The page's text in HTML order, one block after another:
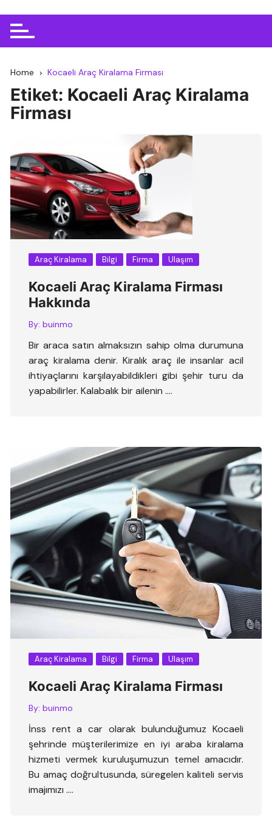
Home Kocaeli Araç Kiralama Firması
Etiket: Kocaeli Araç Kiralama
Firması
Araç Kiralama Bilgi Firma Ulaşım
Kocaeli Araç Kiralama Firması
Hakkında
By: buinmo
Bir araca satın almaksızın sahip olma durumuna
araç kiralama denir. Kiralık araç ile insanlar acil
ihtiyaçlarını karşılayabildikleri gibi şehir turu da
yapabilirler. Kalabalık bir ailenin ….
Araç Kiralama Bilgi Firma Ulaşım
Kocaeli Araç Kiralama Firması
By: buinmo
İnss rent a car olarak bulunduğumuz Kocaeli
şehrinde müşterilerimize en iyi araba kiralama
hizmeti vermek kuruluşumuzun temel amacıdır.
Bu amaç doğrultusunda, süregelen kaliteli servis
imajımızı ….